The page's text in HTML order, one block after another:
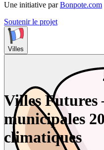
Une initiative par Bonpote.com
Soutenir le projet
Villes
Villes
municipales
climatiques